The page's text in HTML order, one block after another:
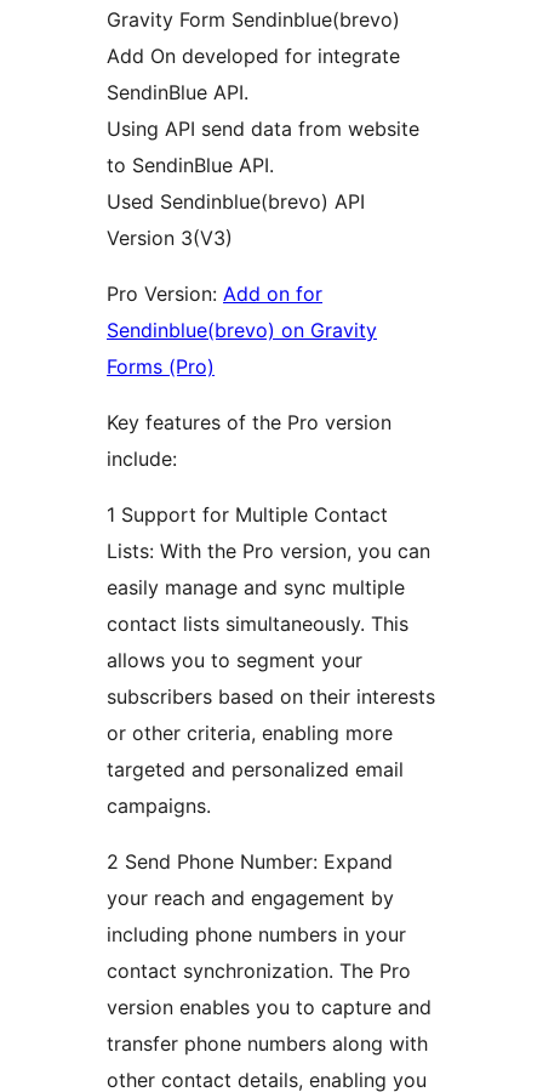
Gravity Form Sendinblue(brevo)
Add On developed for integrate
SendinBlue API.
Using API send data from website
to SendinBlue API.
Used Sendinblue(brevo) API
Version 3(V3)
Pro Version: Add on for
Sendinblue(brevo) on Gravity
Forms (Pro)
Key features of the Pro version
include:
1 Support for Multiple Contact
Lists: With the Pro version, you can
easily manage and sync multiple
contact lists simultaneously. This
allows you to segment your
subscribers based on their interests
or other criteria, enabling more
targeted and personalized email
campaigns.
2 Send Phone Number: Expand
your reach and engagement by
including phone numbers in your
contact synchronization. The Pro
version enables you to capture and
transfer phone numbers along with
other contact details, enabling you